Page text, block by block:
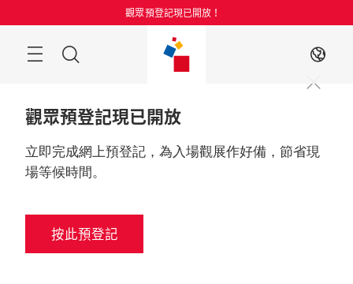
過
觀眾預登記現已開放！
目
ZH
觀眾預登記現已開放
立即完成網上預登記，為入場觀展作好備，節省現
場等候時間。
按此預登記